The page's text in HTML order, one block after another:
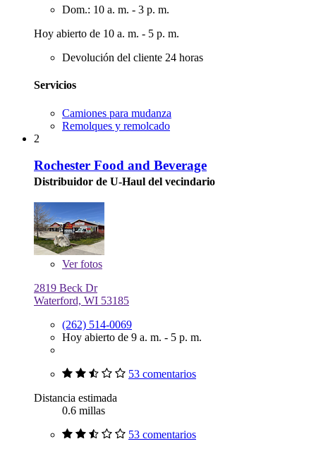
Dom.: 10 a. m. - 3 p. m.
Hoy abierto de 10 a. m. - 5 p. m.
Devolución del cliente 24 horas
Servicios
Camiones para mudanza
Remolques y remolcado
2
Rochester Food and Beverage
Distribuidor de U-Haul del vecindario
Verfotos
2819 Beck Dr
Waterford, WI 53185
(262) 514-0069
Hoy abierto de 9 a. m. - 5 p. m.
53 comentarios
Distancia estimada
0.6 millas
53 comentarios